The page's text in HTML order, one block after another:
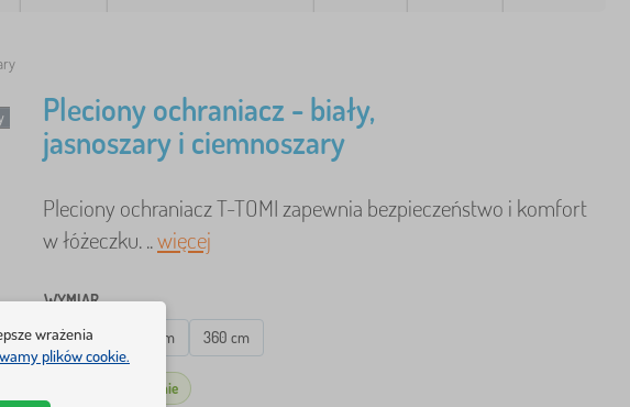
Pleciony ochraniacz - biały,
jasnoszary i ciemnoszary
Pleciony ochraniacz T-TOMI zapewnia bezpieczeństwo i komfort
w łóżeczku. ..więcej
WYMIAR
180 cm
220 cm 360 cm
Pokaż w magazynie
wrażenia
plików cookie.